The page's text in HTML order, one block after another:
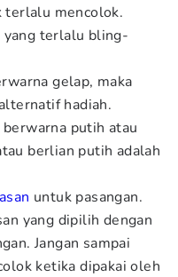
terlalu mencolok.
yang terlalu bling-
gelap, maka
hadiah.
putih atau
berlian putih adalah
untuk pasangan.
yang dipilih dengan
Jangan sampai
ketika dipakai oleh